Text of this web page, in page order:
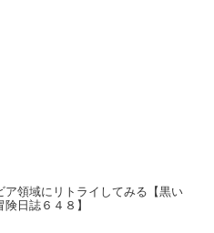
ア領域にリトライしてみる【黒い
険日誌６４８】